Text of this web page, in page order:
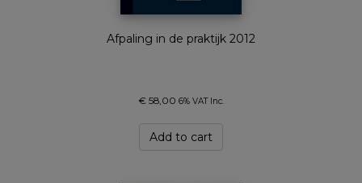
Afpaling in de praktijk 2012
€ 58,00 6% VAT Inc.
Add to cart